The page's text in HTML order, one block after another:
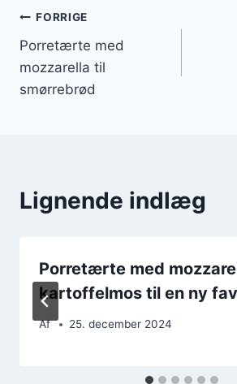
Indlægsnavigation
FORRIGE
Porretærte med
mozzarella til
smørrebrød
Lignende indlæg
Porretærte med
kartoffelmos til en ny
Af 25. december 2024